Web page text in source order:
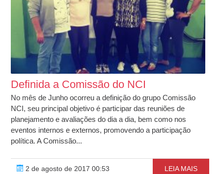
Definida a Comissão do NCI
No mês de Junho ocorreu a definição do grupo Comissão
NCI, seu principal objetivo é participar das reuniões de
planejamento e avaliações do dia a dia, bem como nos
eventos internos e externos, promovendo a participação
política. A Comissão...
2 de agosto de 2017 00:53 LEIA MAIS